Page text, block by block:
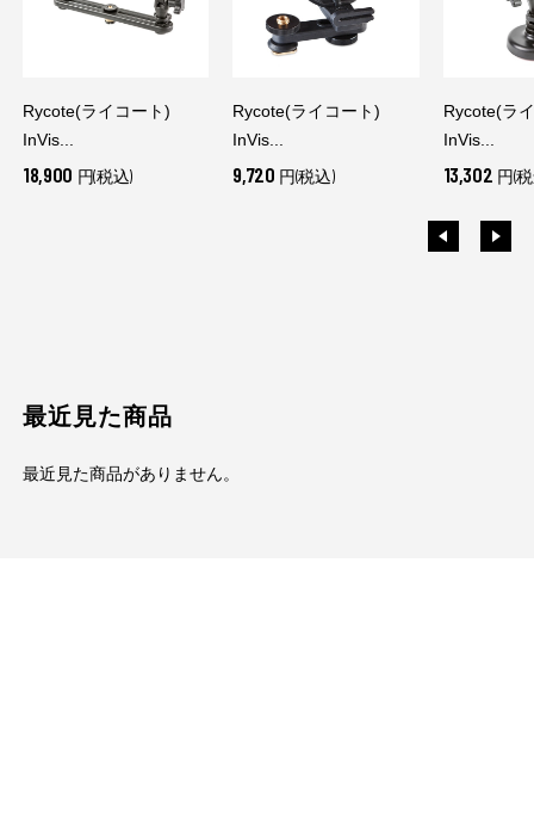
Rycote(ライコート)
InVis...
18,900 円(税込)
Rycote(ライコート)
InVis...
9,720 円(税込)
Rycote(ラ
InVis...
13,302 円(
最近見た商品
最近見た商品がありません。